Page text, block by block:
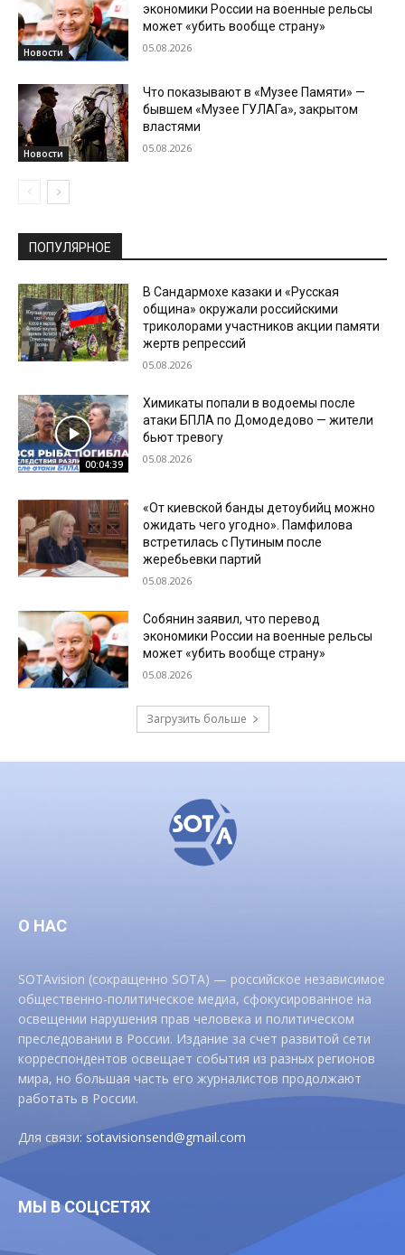
Новости
экономики России на военные рельсы
может «убить вообще страну»
05.08.2026
Новости
Что показывают в «Музее Памяти» —
бывшем «Музее ГУЛАГа», закрытом
властями
05.08.2026
ПОПУЛЯРНОЕ
В Сандармохе казаки и «Русская
община» окружали российскими
триколорами участников акции памяти
жертв репрессий
05.08.2026
00:04:39
Химикаты попали в водоемы после
атаки БПЛА по Домодедово — жители
бьют тревогу
05.08.2026
«От киевской банды детоубийц можно
ожидать чего угодно». Памфилова
встретилась с Путиным после
жеребьевки партий
05.08.2026
Собянин заявил, что перевод
экономики России на военные рельсы
может «убить вообще страну»
05.08.2026
Загрузить больше
О НАС
SOTAvision (сокращенно SOTA) — российское независимое
общественно-политическое медиа, сфокусированное на
освещении нарушения прав человека и политическом
преследовании в России. Издание за счет развитой сети
корреспондентов освещает события из разных регионов
мира, но большая часть его журналистов продолжают
работать в России.
Для связи:sotavisionsend@gmail.com
МЫ В СОЦСЕТЯХ